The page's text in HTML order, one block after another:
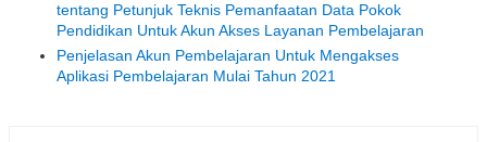
tentang Petunjuk Teknis Pemanfaatan Data Pokok
Pendidikan Untuk Akun Akses Layanan Pembelajaran
Penjelasan Akun Pembelajaran Untuk Mengakses
Aplikasi Pembelajaran Mulai Tahun 2021